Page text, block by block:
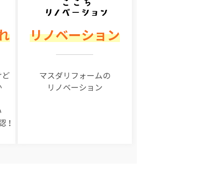
ど
！
リノベーション
マスダリフォームの
リノベーション